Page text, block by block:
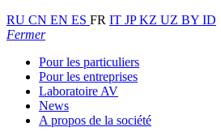
RU CN EN ES FR IT JPKZ UZ BY ID
Fermer
Pour les particuliers
Pour les entreprises
Laboratoire AV
News
A propos de la société